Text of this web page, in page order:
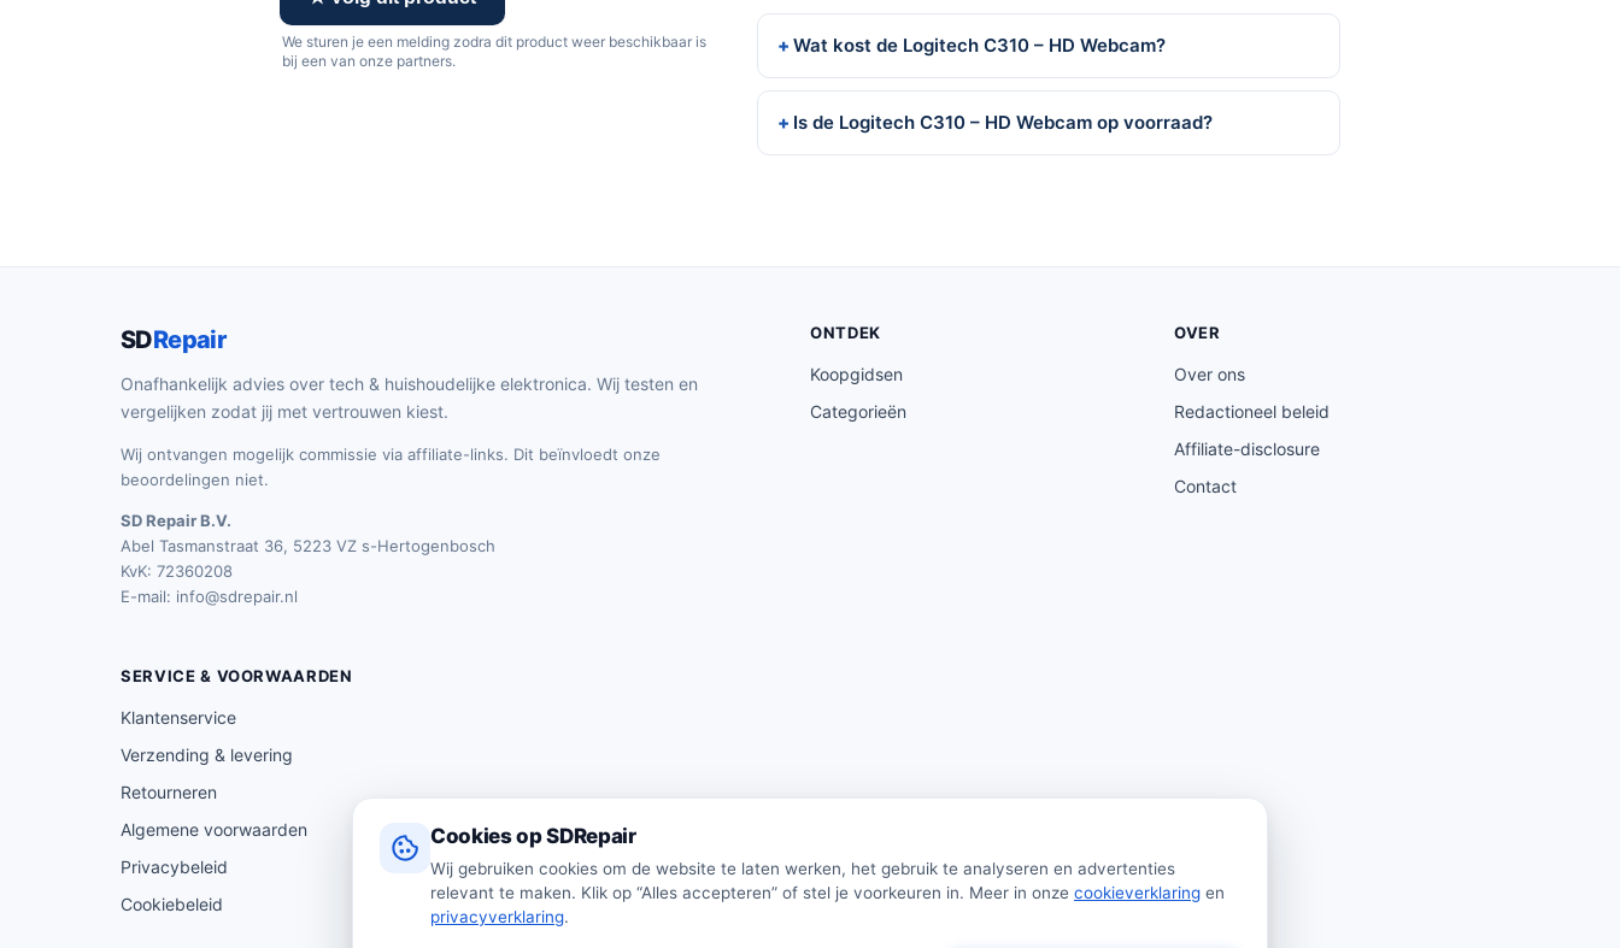
Cookies op SDRepair
Wij gebruiken cookies om de website te laten werken, het gebruik te analyseren en advertenties
relevant te maken. Klik op “Alles accepteren” of stel je voorkeuren in. Meer in onze cookieverklaring en
privacyverklaring.
We sturen je een melding zodra dit product weer beschikbaar is
bij een van onze partners.
Wat kost de Logitech C310 – HD Webcam?
Is de Logitech C310 – HD Webcam op voorraad?
SDRepair
Onafhankelijk advies over tech & huishoudelijke elektronica. Wij testen en
vergelijken zodat jij met vertrouwen kiest.
Wij ontvangen mogelijk commissie via affiliate-links. Dit beïnvloedt onze
beoordelingen niet.
SD Repair B.V.
Abel Tasmanstraat 36, 5223 VZ s-Hertogenbosch
KvK: 72360208
E-mail: info@sdrepair.nl
ONTDEK
Koopgidsen
Categorieën
OVER
Over ons
Redactioneel beleid
Affiliate-disclosure
Contact
SERVICE & VOORWAARDEN
Klantenservice
Verzending & levering
Retourneren
Algemene voorwaarden
Privacybeleid
Cookiebeleid